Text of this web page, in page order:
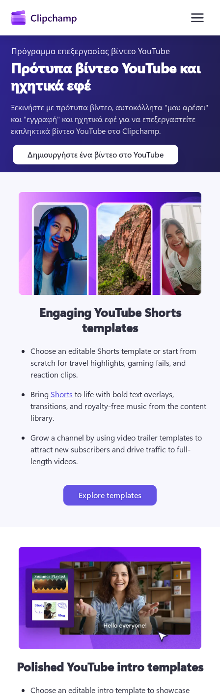
περιεχόμενο
Είσοδος
Πρόγραμμα επεξεργασίας βίντεο YouTube
Πρότυπα βίντεο YouTube και
ηχητικά εφέ
Ξεκινήστε με πρότυπα βίντεο, αυτοκόλλητα "μου αρέσει"
και "εγγραφή" και ηχητικά εφέ για να επεξεργαστείτε
εκπληκτικά βίντεο YouTube στο Clipchamp.
Δημιουργήστε ένα βίντεο στο YouTube
Engaging YouTube Shorts
templates
Choose an editable Shorts template or start from
scratch for travel highlights, gaming fails, and
reaction clips.
Bring Shorts to life with bold text overlays,
transitions, and royalty-free music from the content
library.
Grow a channel by using video trailer templates to
attract new subscribers and drive traffic to full-
length videos.
Explore templates
Polished YouTube intro templates
Choose an editable intro template to showcase